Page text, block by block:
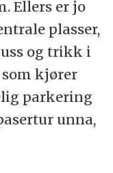
Ellers er jo
plasser,
og trikk i
kjører
parkering
unna,